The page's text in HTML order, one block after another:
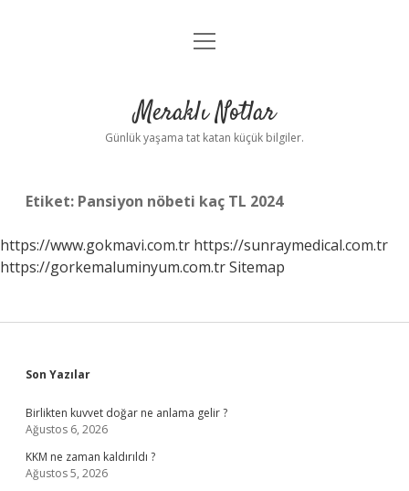
Anasayfa
Yasal Uyarı
menüyü
Meraklı Notlar
Günlük yaşama tat katan küçük bilgiler.
Etiket: Pansiyon nöbeti kaç TL 2024
https://www.gokmavi.com.tr https://sunraymedical.com.tr
https://gorkemaluminyum.com.trSitemap
Sidebar
Son Yazılar
Birlikten kuvvet doğar ne anlama gelir ?
Ağustos 6, 2026
KKM ne zaman kaldırıldı ?
Ağustos 5, 2026